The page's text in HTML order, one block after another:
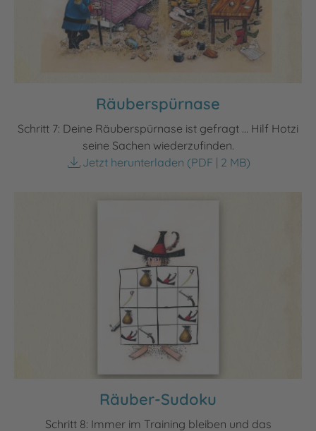
Räuberspürnase
Schritt 7: Deine Räuberspürnase ist gefragt ... Hilf Hotzi
seine Sachen wiederzufinden.
Jetzt herunterladen (PDF | 2 MB)
Räuber-Sudoku
Schritt 8: Immer im Training bleiben und das